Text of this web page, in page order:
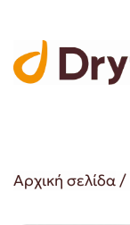
Αρχική σελίδα/